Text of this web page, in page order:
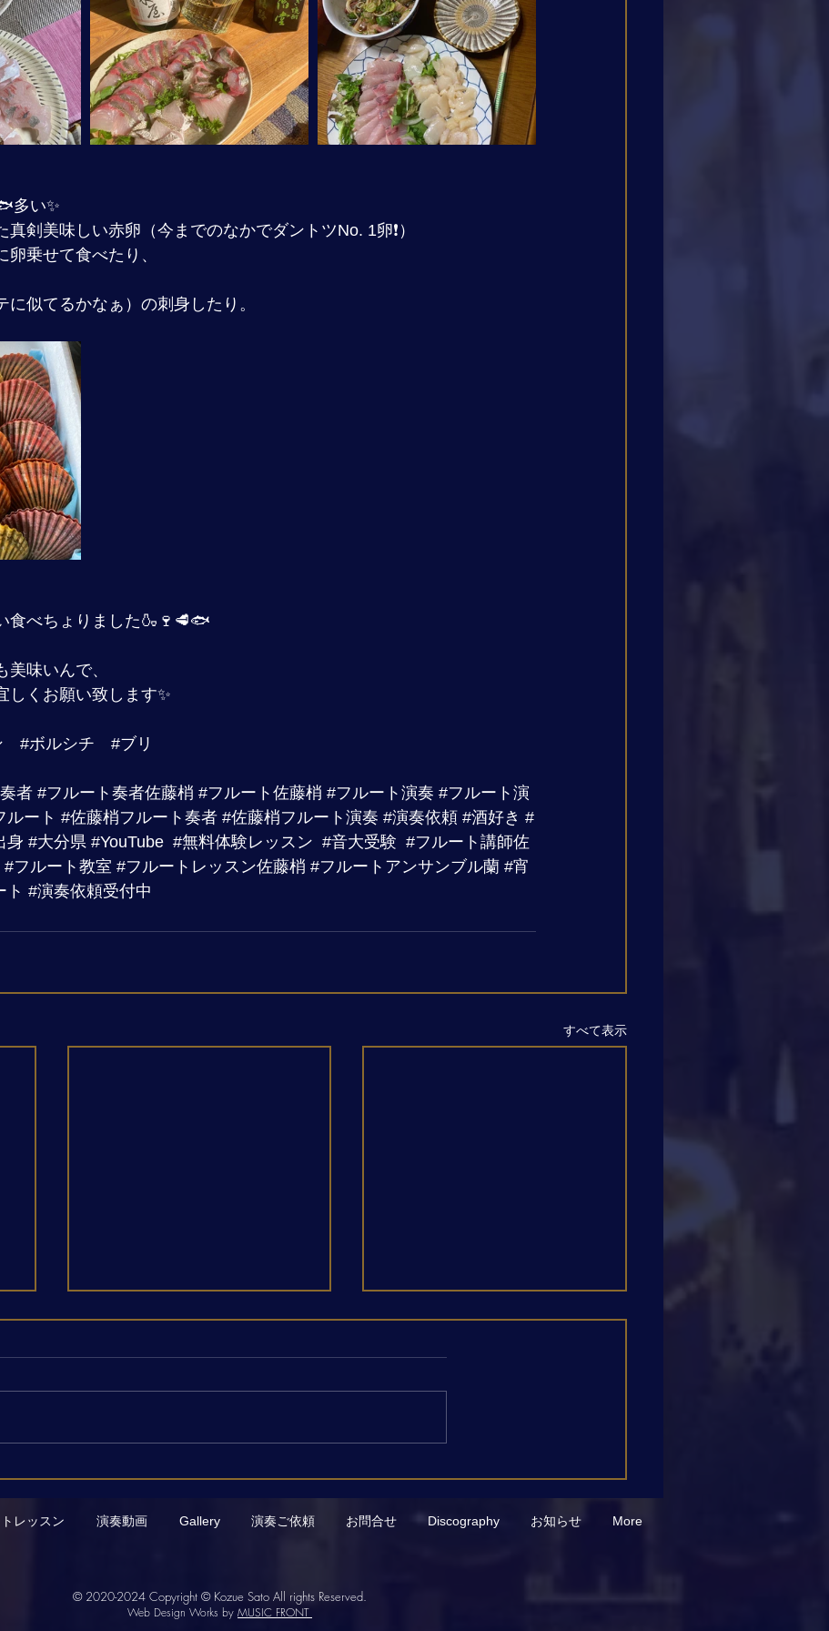
多い✨
剣美味しい赤卵（今までのなかでダントツNo. 1卵❗️）
乗せて食べたり、
に似てるかなぁ）の刺身したり。
食べちょりました🍶🍷🥩🐟
味いんで、
しくお願い致します✨
#ボルシチ
#ブリ
者 #フルート奏者佐藤梢 #フルート佐藤梢 #フルート演奏 #フルート演
ルート #佐藤梢フルート奏者 #佐藤梢フルート演奏 #演奏依頼 #酒好き #
身 #大分県 #YouTube #無料体験レッスン #音大受験 #フルート講師佐
#フルート教室 #フルートレッスン佐藤梢 #フルートアンサンブル蘭 #宵
ト #演奏依頼受付中
すべて表示
番を公開しました
レッスン 演奏動画 Gallery 演奏ご依頼 お問合せ Discography お知らせ More
© 2020-2024 Copyright © Kozue Sato All rights Reserved.
Web Design Works by MUSIC FRONT